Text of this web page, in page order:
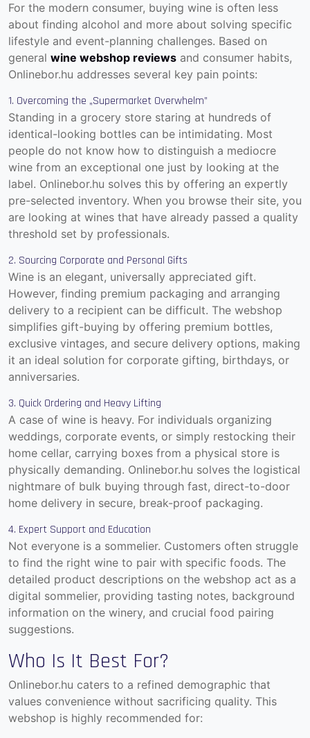
For the modern consumer, buying wine is often less
about finding alcohol and more about solving specific
lifestyle and event-planning challenges. Based on
general wine webshop reviews and consumer habits,
Onlinebor.hu addresses several key pain points:
1. Overcoming the „Supermarket Overwhelm”
Standing in a grocery store staring at hundreds of
identical-looking bottles can be intimidating. Most
people do not know how to distinguish a mediocre
wine from an exceptional one just by looking at the
label. Onlinebor.hu solves this by offering an expertly
pre-selected inventory. When you browse their site, you
are looking at wines that have already passed a quality
threshold set by professionals.
2. Sourcing Corporate and Personal Gifts
Wine is an elegant, universally appreciated gift.
However, finding premium packaging and arranging
delivery to a recipient can be difficult. The webshop
simplifies gift-buying by offering premium bottles,
exclusive vintages, and secure delivery options, making
it an ideal solution for corporate gifting, birthdays, or
anniversaries.
3. Quick Ordering and Heavy Lifting
A case of wine is heavy. For individuals organizing
weddings, corporate events, or simply restocking their
home cellar, carrying boxes from a physical store is
physically demanding. Onlinebor.hu solves the logistical
nightmare of bulk buying through fast, direct-to-door
home delivery in secure, break-proof packaging.
4. Expert Support and Education
Not everyone is a sommelier. Customers often struggle
to find the right wine to pair with specific foods. The
detailed product descriptions on the webshop act as a
digital sommelier, providing tasting notes, background
information on the winery, and crucial food pairing
suggestions.
Who Is It Best For?
Onlinebor.hu caters to a refined demographic that
values convenience without sacrificing quality. This
webshop is highly recommended for: